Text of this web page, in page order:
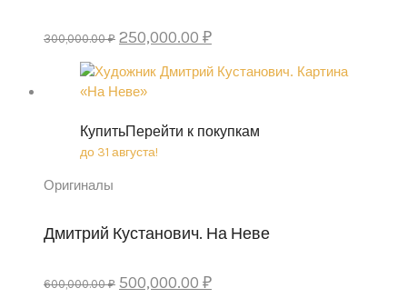
300,000.00 ₽ Original
was:
300,000.00 ₽.
250,000.00 ₽Current
is:
КупитьПерейти к покупкам
до 31 августа!
Оригиналы
Дмитрий Кустанович. На Неве
600,000.00 ₽ Original
500,000.00 ₽Current